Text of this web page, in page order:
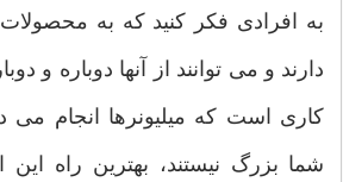
به افرادی فکر کنید که به محصولات
دارند و می توانند از آنها دوباره و
کاری است که میلیونرها انجام می
شما بزرگ نیستند، بهترین راه